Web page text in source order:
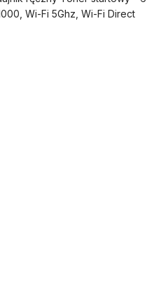
Wi-Fi 5Ghz, Wi-Fi Direct